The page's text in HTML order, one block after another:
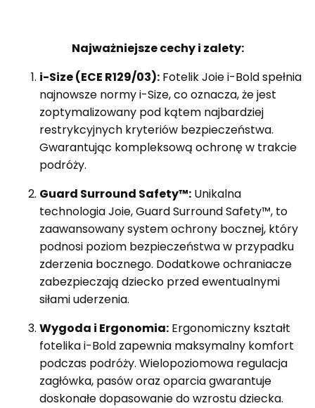
Najważniejsze cechy i zalety:
i-Size (ECE R129/03): Fotelik Joie i-Bold spełnia
najnowsze normy i-Size, co oznacza, że jest
zoptymalizowany pod kątem najbardziej
restrykcyjnych kryteriów bezpieczeństwa.
Gwarantując kompleksową ochronę w trakcie
podróży.
Guard Surround Safety™: Unikalna
technologia Joie, Guard Surround Safety™, to
zaawansowany system ochrony bocznej, który
podnosi poziom bezpieczeństwa w przypadku
zderzenia bocznego. Dodatkowe ochraniacze
zabezpieczają dziecko przed ewentualnymi
siłami uderzenia.
Wygoda i Ergonomia: Ergonomiczny kształt
fotelika i-Bold zapewnia maksymalny komfort
podczas podróży. Wielopoziomowa regulacja
zagłówka, pasów oraz oparcia gwarantuje
doskonałe dopasowanie do wzrostu dziecka.